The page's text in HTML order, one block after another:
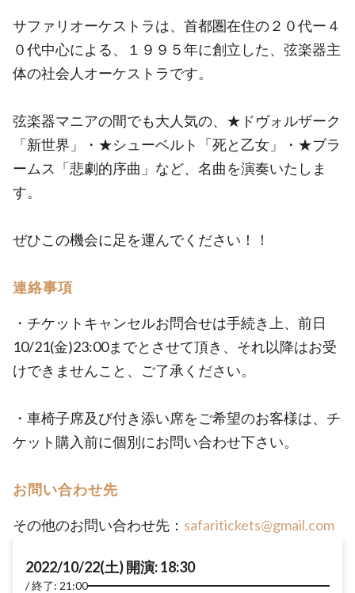
サファリオーケストラは、首都圏在住の２０代ー４
０代中心による、１９９５年に創立した、弦楽器主
体の社会人オーケストラです。
弦楽器マニアの間でも大人気の、★ドヴォルザーク
「新世界」・★シューベルト「死と乙女」・★ブラ
ームス「悲劇的序曲」など、名曲を演奏いたしま
す。
ぜひこの機会に足を運んでください！！
連絡事項
・チケットキャンセルお問合せは手続き上、前日
10/21(金)23:00までとさせて頂き、それ以降はお受
けできませんこと、ご了承ください。
・車椅子席及び付き添い席をご希望のお客様は、チ
ケット購入前に個別にお問い合わせ下さい。
お問い合わせ先
その他のお問い合わせ先： safaritickets@gmail.com
2022/10/22(土) 開演: 18:30
終了: 21:00